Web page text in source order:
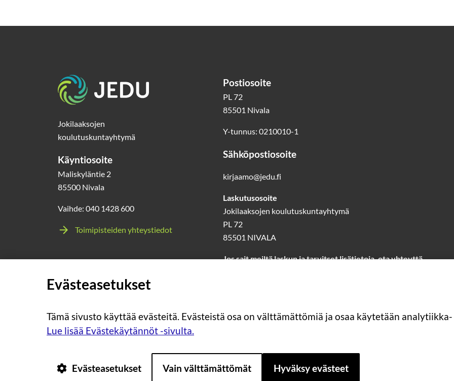
Etusivu
Jokilaaksojen
koulutuskuntayhtymä
Käyntiosoite
Maliskyläntie 2
85500 Nivala
Vaihde: 040 1428 600
Toimipisteiden yhteystiedot
Postiosoite
PL 72
85501 Nivala
Y-tunnus: 0210010-1
Sähköpostiosoite
kirjaamo@jedu.fi
Laskutusosoite
Jokilaaksojen koulutuskuntayhtymä
PL 72
85501 NIVALA
Jos sait meiltä laskun ja tarvitset lisätietoja, ota yhteyttä
Lue lisää laskutuksesta
Evästeasetukset
Tämä sivusto käyttää evästeitä. Evästeistä osa on välttämättömiä ja osaa käytetään
Lue lisää Evästekäytännöt -sivulta.
Evästeasetukset Vain välttämättömät Hyväksy evästeet